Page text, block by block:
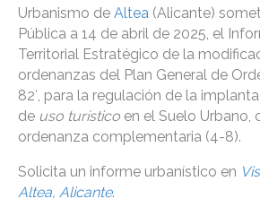
Urbanismo de Altea (Alicante)
Pública a 14 de abril de 2025, el
Territorial Estratégico de la
ordenanzas del Plan General de
82′, para la regulación de la
de uso turístico en el Suelo Urbano,
ordenanza complementaria (4-8).
Solicita un informe urbanístico en
Altea, Alicante.